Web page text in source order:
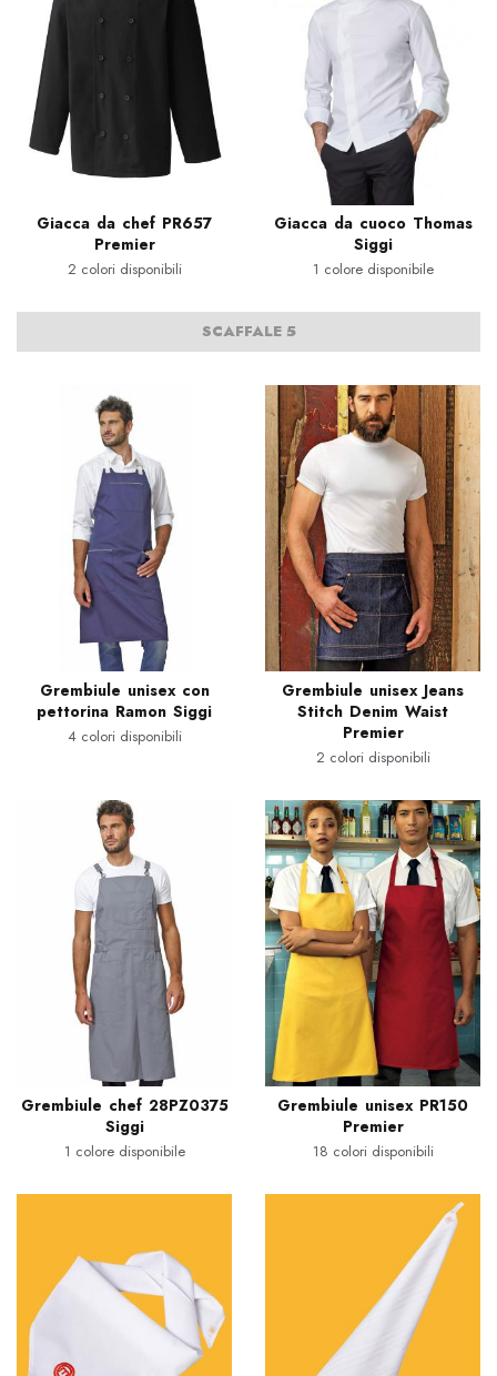
Giacca da chef PR657
Premier
2 colori disponibili
Giacca da cuoco Thomas
Siggi
1 colore disponibile
SCAFFALE 5
Grembiule unisex con
pettorina Ramon Siggi
4 colori disponibili
Grembiule unisex Jeans
Stitch Denim Waist
Premier
2 colori disponibili
Grembiule chef 28PZ0375
Siggi
1 colore disponibile
Grembiule unisex PR150
Premier
18 colori disponibili